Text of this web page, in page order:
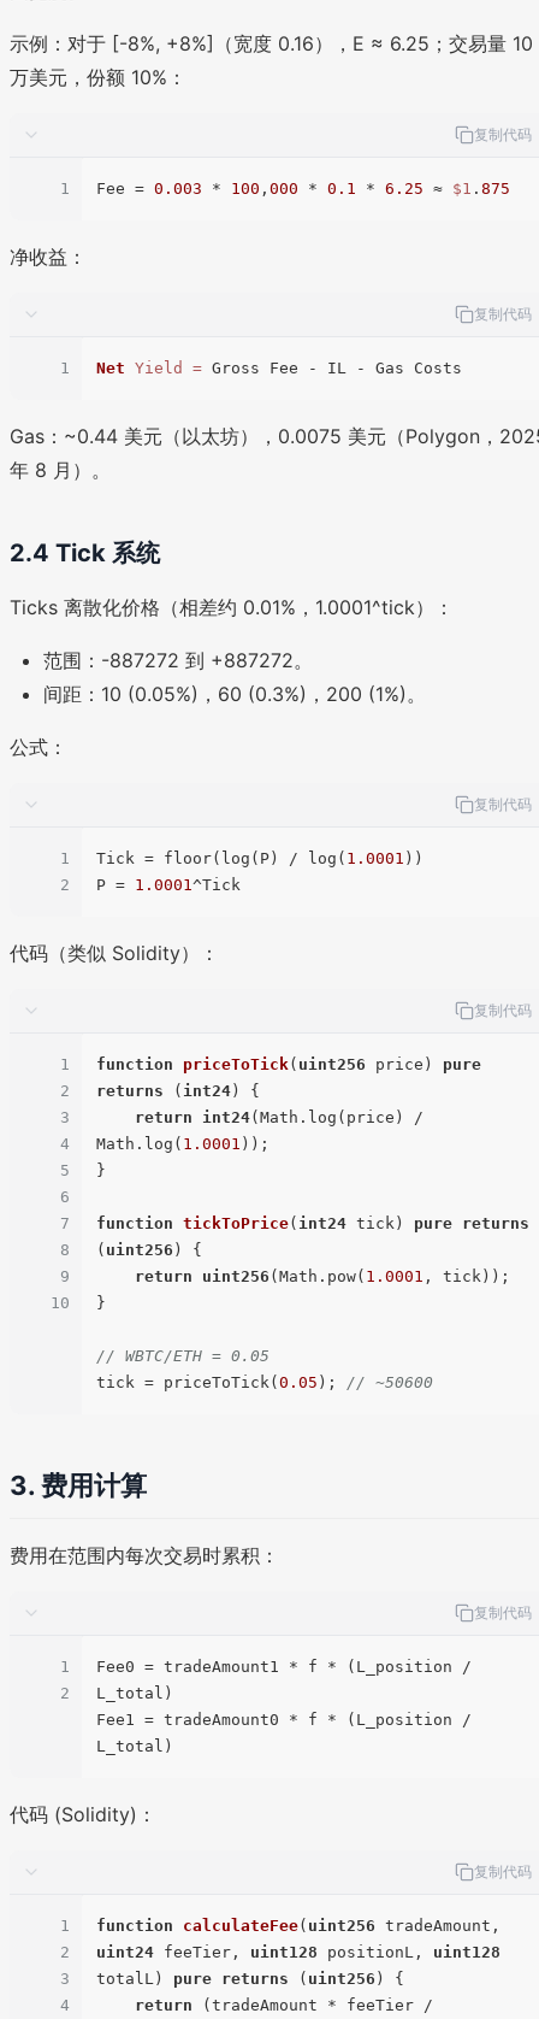
示例：对于 [-8%, +8%]（宽度 0.16），E ≈ 6.25；交易量 10
万美元，份额 10%：
复制代码
1 Fee = 0.003 * 100 , 000 * 0.1 * 6.25 ≈ $1 . 875
净收益：
复制代码
1 Net Yield =
Gas：~0.44 美元（以太坊），0.0075 美元（Polygon，
年 8 月）。
2.4 Tick 系统
Ticks 离散化价格（相差约 0.01%，1.0001^tick）：
范围：-887272 到 +887272。
间距：10 (0.05%)，60 (0.3%)，200 (1%)。
公式：
复制代码
1
2
Tick = floor(log(P) / log( 1.0001
P = 1.0001
代码（类似 Solidity）：
复制代码
1
2
3
4
5
6
7
8
9
10
function priceToTick( uint256 price ) pure
returns ( int24 ) {
return
int24(Math.log(price) /
Math.log( 1.0001 ));
}
function tickToPrice( int24 tick ) pure returns
( uint256 ) {
return
uint256 (Math.pow( 1.0001 , tick));
}
// WBTC/ETH = 0.05
tick = priceToTick( 0.05 ); // ~50600
3. 费用计算
费用在范围内每次交易时累积：
复制代码
1
2
Fee0 = tradeAmount1 * f * (L_position /
Fee1
= tradeAmount0 * f * (L_position /
代码 (Solidity)：
复制代码
1
2
3
4
function calculateFee( uint256
uint24 feeTier, uint128 positionL, uint128
totalL ) pure returns ( uint256 ) {
return